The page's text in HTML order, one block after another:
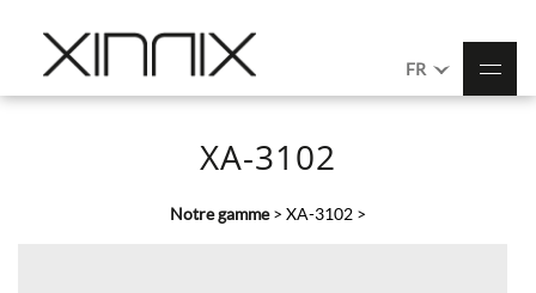
FR
XA-3102
Notre gamme> XA-3102 >